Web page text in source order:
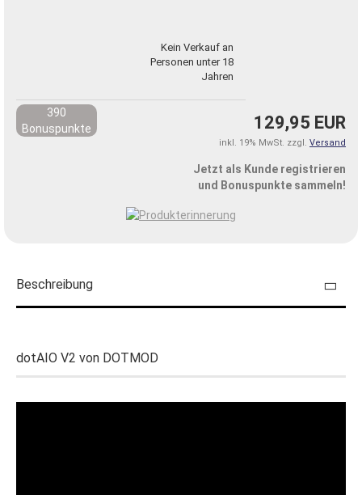
Kein Verkauf an
Personen unter 18
Jahren
129,95 EUR
inkl. 19% MwSt. zzgl. Versand
390
Bonuspunkte
Jetzt als Kunde registrieren
und Bonuspunkte sammeln!
Beschreibung
dotAIO V2 von DOTMOD